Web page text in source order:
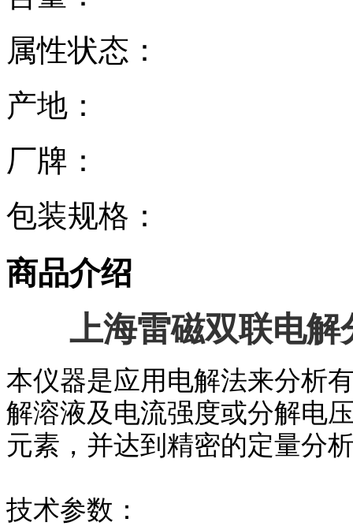
属性状态：
产地：
厂牌：
包装规格：
商品介绍
上海雷磁双联电解
本仪器是应用电解法来分析
解溶液及电流强度或分解电
元素，并达到精密的定量分
技术参数：